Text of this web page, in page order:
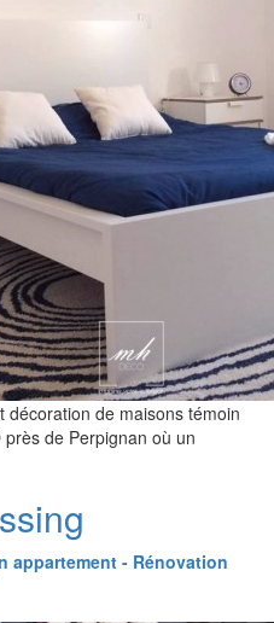
de maisons témoin
de Perpignan où un
appartement - Rénovation